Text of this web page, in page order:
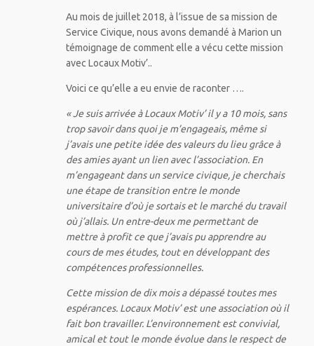
Au mois de juillet 2018, à l’issue de sa mission de
Service Civique, nous avons demandé à Marion un
témoignage de comment elle a vécu cette mission
avec Locaux Motiv’..
Voici ce qu’elle a eu envie de raconter ….
« Je suis arrivée à Locaux Motiv’ il y a 10 mois, sans
trop savoir dans quoi je m’engageais, même si
j’avais une petite idée des valeurs du lieu grâce à
des amies ayant un lien avec l’association. En
m’engageant dans un service civique, je cherchais
une étape de transition entre le monde
universitaire d’où je sortais et le marché du travail
où j’allais. Un entre-deux me permettant de
mettre à profit ce que j’avais pu apprendre au
cours de mes études, tout en développant des
compétences professionnelles.
Cette mission de dix mois a dépassé toutes mes
espérances. Locaux Motiv’ est une association où il
fait bon travailler. L’environnement est convivial,
amical et tout le monde évolue dans le respect de